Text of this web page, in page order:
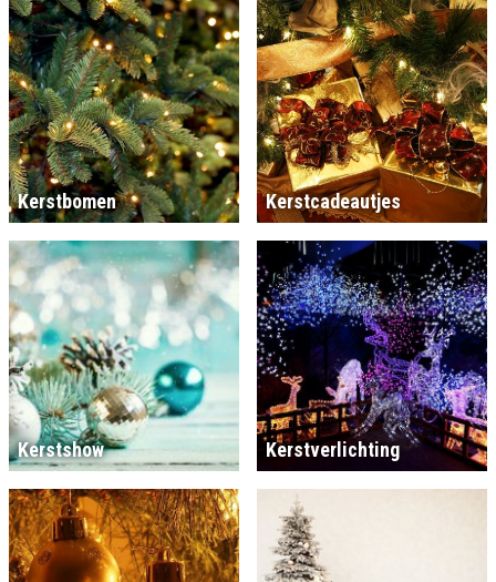
Kerstbomen Kerstcadeautjes
Kerstshow Kerstverlichting